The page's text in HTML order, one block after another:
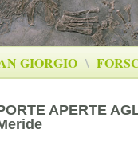
GIORGIO \
APERTE